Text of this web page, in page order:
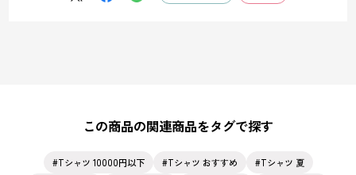
この商品の関連商品をタグで探す
Tシャツ 10000円以下 Tシャツ おすすめ
Tシャツ 夏